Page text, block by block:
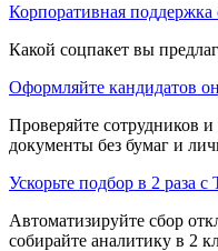
Корпоративная поддержка
Какой соцпакет вы
Оформляйте кандидатов
Проверяйте сотрудников
документы без бумаг и
Ускорьте подбор в 2 раза с
Автоматизируйте сбор
собирайте аналитику в 2